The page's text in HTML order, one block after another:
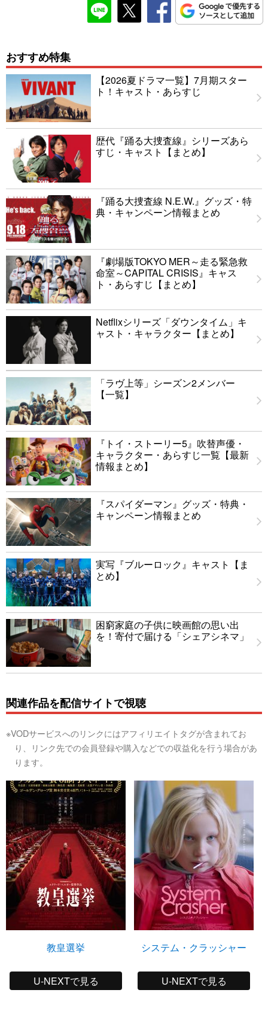
おすすめ特集
【2026夏ドラマ一覧】7月期スター
ト！キャスト・あらすじ
歴代『踊る大捜査線』シリーズあら
すじ・キャスト【まとめ】
『踊る大捜査線 N.E.W.』グッズ・特
典・キャンペーン情報まとめ
『劇場版TOKYO MER～走る緊急救
命室～CAPITAL CRISIS』キャス
ト・あらすじ【まとめ】
Netflixシリーズ「ダウンタイム」キ
ャスト・キャラクター【まとめ】
「ラヴ上等」シーズン2メンバー
【一覧】
『トイ・ストーリー5』吹替声優・
キャラクター・あらすじ一覧【最新
情報まとめ】
『スパイダーマン』グッズ・特典・
キャンペーン情報まとめ
実写『ブルーロック』キャスト【ま
とめ】
困窮家庭の子供に映画館の思い出
を！寄付で届ける「シェアシネマ」
関連作品を配信サイトで視聴
※VODサービスへのリンクにはアフィリエイトタグが含まれてお
り、リンク先での会員登録や購入などでの収益化を行う場合があ
ります。
教皇選挙
U-NEXTで見る
システム・クラッシャー
U-NEXTで見る